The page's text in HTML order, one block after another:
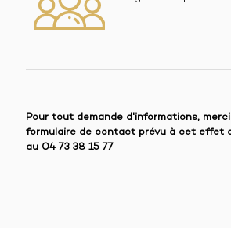
Pour tout demande d'informations,
formulaire de contact prévu à cet effet
au 04 73 38 15 77